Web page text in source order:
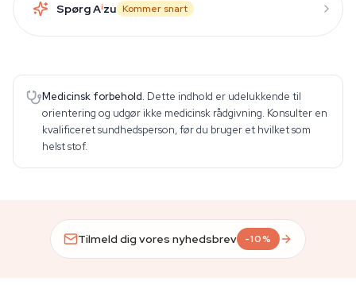
Spørg Aizu Kommer snart
Medicinsk forbehold. Dette indhold er udelukkende til
orientering og udgør ikke medicinsk rådgivning. Konsulter en
kvalificeret sundhedsperson, før du bruger et hvilket som
helst stof.
Tilmeld dig vores nyhedsbrev -10%